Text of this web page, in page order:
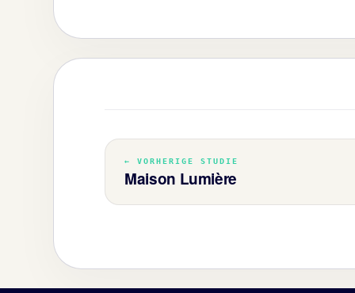
← VORHERIGE STUDIE
Maison Lumière